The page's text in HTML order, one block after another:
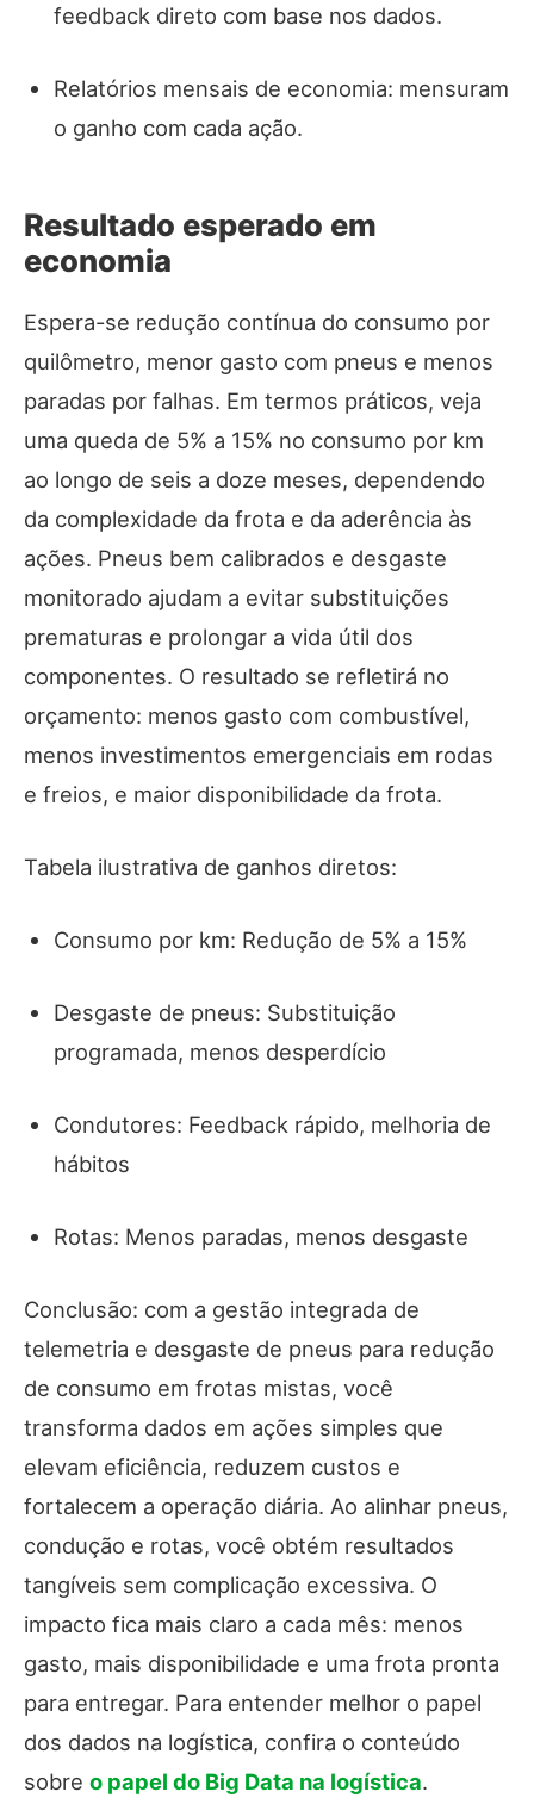
feedback direto com base nos dados.
Relatórios mensais de economia: mensuram
o ganho com cada ação.
Resultado esperado em
economia
Espera-se redução contínua do consumo por
quilômetro, menor gasto com pneus e menos
paradas por falhas. Em termos práticos, veja
uma queda de 5% a 15% no consumo por km
ao longo de seis a doze meses, dependendo
da complexidade da frota e da aderência às
ações. Pneus bem calibrados e desgaste
monitorado ajudam a evitar substituições
prematuras e prolongar a vida útil dos
componentes. O resultado se refletirá no
orçamento: menos gasto com combustível,
menos investimentos emergenciais em rodas
e freios, e maior disponibilidade da frota.
Tabela ilustrativa de ganhos diretos:
Consumo por km: Redução de 5% a 15%
Desgaste de pneus: Substituição
programada, menos desperdício
Condutores: Feedback rápido, melhoria de
hábitos
Rotas: Menos paradas, menos desgaste
Conclusão: com a gestão integrada de
telemetria e desgaste de pneus para redução
de consumo em frotas mistas, você
transforma dados em ações simples que
elevam eficiência, reduzem custos e
fortalecem a operação diária. Ao alinhar pneus,
condução e rotas, você obtém resultados
tangíveis sem complicação excessiva. O
impacto fica mais claro a cada mês: menos
gasto, mais disponibilidade e uma frota pronta
para entregar. Para entender melhor o papel
dos dados na logística, confira o conteúdo
sobre o papel do Big Data na logística.